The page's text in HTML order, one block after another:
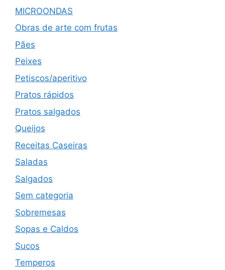
MICROONDAS
Obras de arte com frutas
Pães
Peixes
Petiscos/aperitivo
Pratos rápidos
Pratos salgados
Queijos
Receitas Caseiras
Saladas
Salgados
Sem categoria
Sobremesas
Sopas e Caldos
Sucos
Temperos